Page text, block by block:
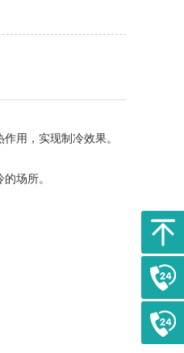
用，实现制冷效果。
场所。